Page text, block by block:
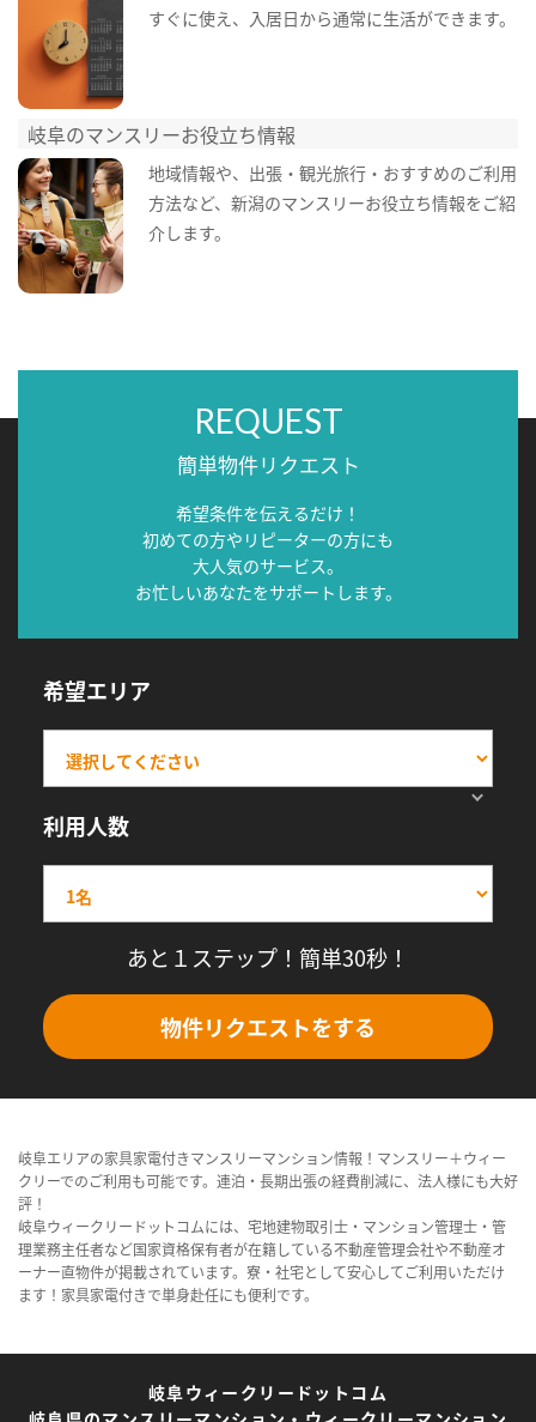
すぐに使え、入居日から通常に生活ができます。
岐阜のマンスリーお役立ち情報
地域情報や、出張・観光旅行・おすすめのご利用
方法など、新潟のマンスリーお役立ち情報をご紹
介します。
REQUEST
簡単物件リクエスト
希望条件を伝えるだけ！
初めての方やリピーターの方にも
大人気のサービス。
お忙しいあなたをサポートします。
希望エリア
利用人数
あと１ステップ！簡単30秒！
物件リクエストをする
岐阜エリアの家具家電付きマンスリーマンション情報！マンスリー＋ウィー
クリーでのご利用も可能です。連泊・長期出張の経費削減に、法人様にも大好
評！
岐阜ウィークリードットコムには、宅地建物取引士・マンション管理士・管
理業務主任者など国家資格保有者が在籍している不動産管理会社や不動産オ
ーナー直物件が掲載されています。寮・社宅として安心してご利用いただけ
ます！家具家電付きで単身赴任にも便利です。
岐阜ウィークリードットコム